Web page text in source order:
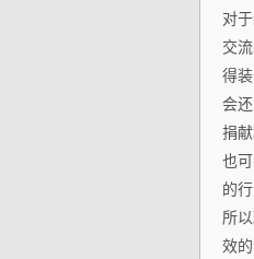
对
交
得
会
捐
也
的
所
效